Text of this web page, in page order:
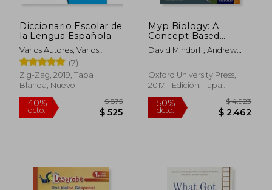
Diccionario Escolar de
la Lengua Española
Varios Autores; Varios
Autores
(7)
Zig-Zag, 2019, Tapa
Blanda, Nuevo
Myp Biology: A
Concept Based
Approach (ib myp
Series) (en Inglés)
David Mindorff; Andrew
Oxford University Press,
2017, 1 Edición, Tapa
Blanda, Nuevo